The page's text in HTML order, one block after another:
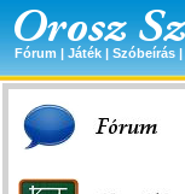
Fórum | Játék | Szóbeírás |